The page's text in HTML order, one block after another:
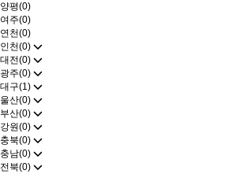
양평(0)
여주(0)
연천(0)
인천(0)
대전(0)
광주(0)
대구(1)
울산(0)
부산(0)
강원(0)
충북(0)
충남(0)
전북(0)